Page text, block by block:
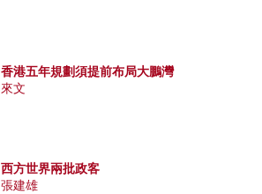
香港五年規劃須提前布局大鵬灣
來文
西方世界兩批政客
張建雄